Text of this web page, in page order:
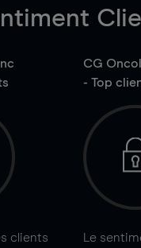
clients
CG
- Top
Le